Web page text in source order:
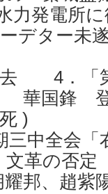
力発電所に
ーデター
4．「
国鋒
)
中全会「
文革の否定
紫陽、